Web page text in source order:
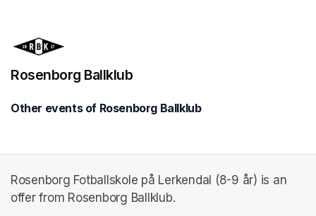
Rosenborg Ballklub
Other events of Rosenborg Ballklub
Rosenborg Fotballskole på Lerkendal (8-9 år) is an
offer from Rosenborg Ballklub.